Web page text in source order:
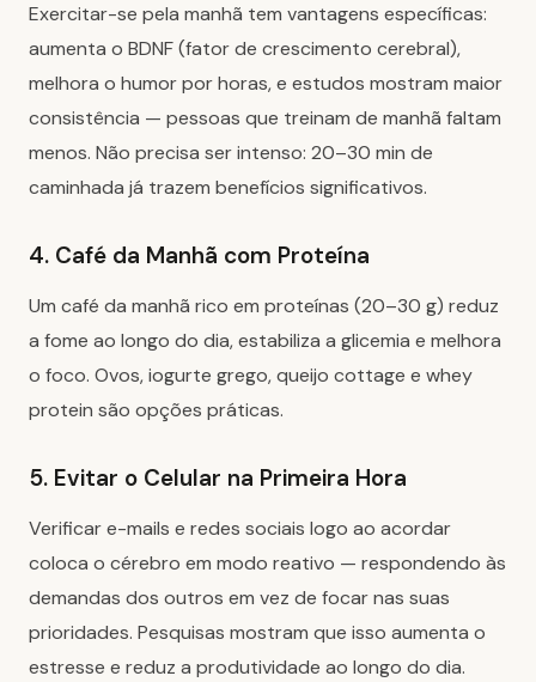
Exercitar-se pela manhã tem vantagens específicas:
aumenta o BDNF (fator de crescimento cerebral),
melhora o humor por horas, e estudos mostram maior
consistência — pessoas que treinam de manhã faltam
menos. Não precisa ser intenso: 20–30 min de
caminhada já trazem benefícios significativos.
4. Café da Manhã com Proteína
Um café da manhã rico em proteínas (20–30 g) reduz
a fome ao longo do dia, estabiliza a glicemia e melhora
o foco. Ovos, iogurte grego, queijo cottage e whey
protein são opções práticas.
5. Evitar o Celular na Primeira Hora
Verificar e-mails e redes sociais logo ao acordar
coloca o cérebro em modo reativo — respondendo às
demandas dos outros em vez de focar nas suas
prioridades. Pesquisas mostram que isso aumenta o
estresse e reduz a produtividade ao longo do dia.